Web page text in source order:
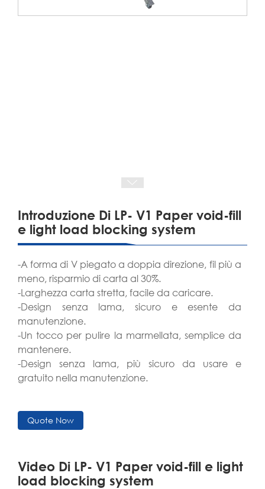
Introduzione Di LP- V1 Paper void-fill
e light load blocking system
-A forma di V piegato a doppia direzione, fil più a
meno, risparmio di carta al 30%.
-Larghezza carta stretta, facile da caricare.
-Design senza lama, sicuro e esente da
manutenzione.
-Un tocco per pulire la marmellata, semplice da
mantenere.
-Design senza lama, più sicuro da usare e
gratuito nella manutenzione.
Quote Now
Video Di LP- V1 Paper void-fill e light
load blocking system